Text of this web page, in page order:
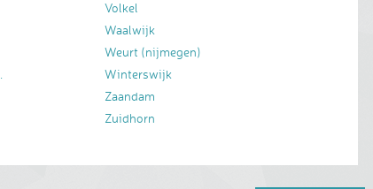
Volkel
Waalwijk
Weurt (nijmegen)
Winterswijk
Zaandam
Zuidhorn